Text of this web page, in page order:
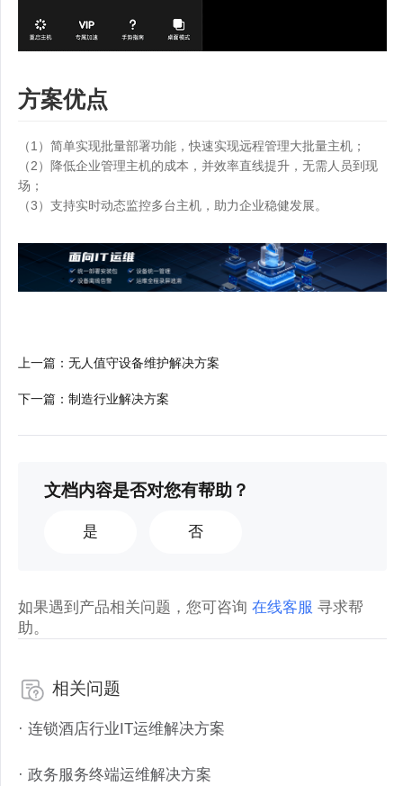
方案优点
（1）简单实现批量部署功能，快速实现远程管理大批量主机；
（2）降低企业管理主机的成本，并效率直线提升，无需人员到现
场；
（3）支持实时动态监控多台主机，助力企业稳健发展。
上一篇 ：无人值守设备维护解决方案
下一篇 ：制造行业解决方案
文档内容是否对您有帮助？
是 否
如果遇到产品相关问题，您可咨询在线客服 寻求帮
助。
相关问题
· 连锁酒店行业IT运维解决方案
· 政务服务终端运维解决方案